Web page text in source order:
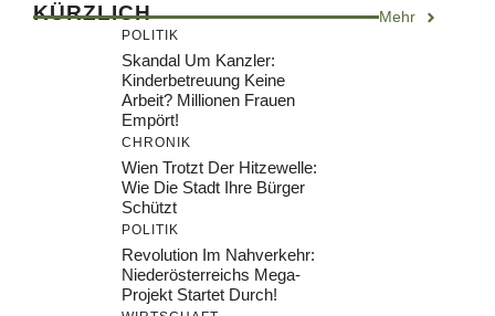
KÜRZLICH Mehr
POLITIK
Skandal Um Kanzler:
Kinderbetreuung Keine
Arbeit? Millionen Frauen
Empört!
CHRONIK
Wien Trotzt Der Hitzewelle:
Wie Die Stadt Ihre Bürger
Schützt
POLITIK
Revolution Im Nahverkehr:
Niederösterreichs Mega-
Projekt Startet Durch!